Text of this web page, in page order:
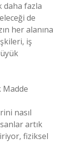
daha fazla
de
her alanına
iş
Madde
nasıl
artık
fiziksel